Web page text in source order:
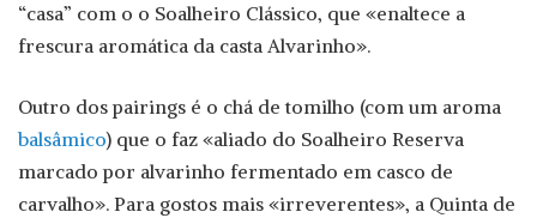
“casa” com o o Soalheiro Clássico, que «enaltece a
frescura aromática da casta Alvarinho».
Outro dos pairings é o chá de tomilho (com um aroma
balsâmico) que o faz «aliado do Soalheiro Reserva
marcado por alvarinho fermentado em casco de
carvalho». Para gostos mais «irreverentes», a Quinta de